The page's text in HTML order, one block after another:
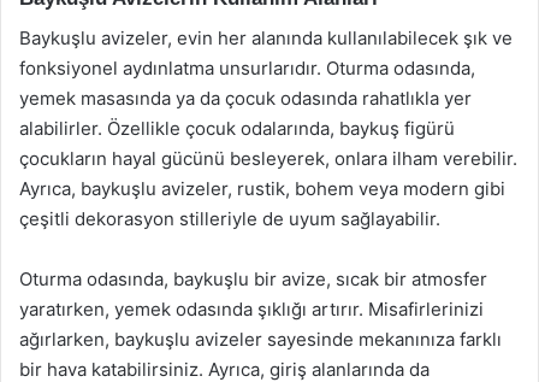
Baykuşlu avizeler, evin her alanında kullanılabilecek şık ve
fonksiyonel aydınlatma unsurlarıdır. Oturma odasında,
yemek masasında ya da çocuk odasında rahatlıkla yer
alabilirler. Özellikle çocuk odalarında, baykuş figürü
çocukların hayal gücünü besleyerek, onlara ilham verebilir.
Ayrıca, baykuşlu avizeler, rustik, bohem veya modern gibi
çeşitli dekorasyon stilleriyle de uyum sağlayabilir.
Oturma odasında, baykuşlu bir avize, sıcak bir atmosfer
yaratırken, yemek odasında şıklığı artırır. Misafirlerinizi
ağırlarken, baykuşlu avizeler sayesinde mekanınıza farklı
bir hava katabilirsiniz. Ayrıca, giriş alanlarında da